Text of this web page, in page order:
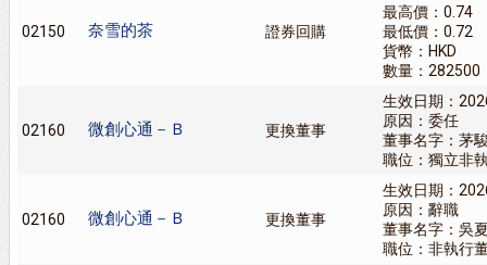
02150 奈雪的茶 證券回購
最高價：0.74
最低價：0.72
貨幣：HKD
數量：282500
02160 微創心通－Ｂ 更換董事
生效日期：
原因：委任
董事名字：茅
職位：獨立非
02160 微創心通－Ｂ 更換董事
生效日期：
原因：辭職
董事名字：吳
職位：非執行